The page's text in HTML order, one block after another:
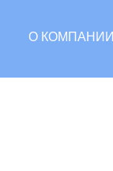
О КОМПАНИИ